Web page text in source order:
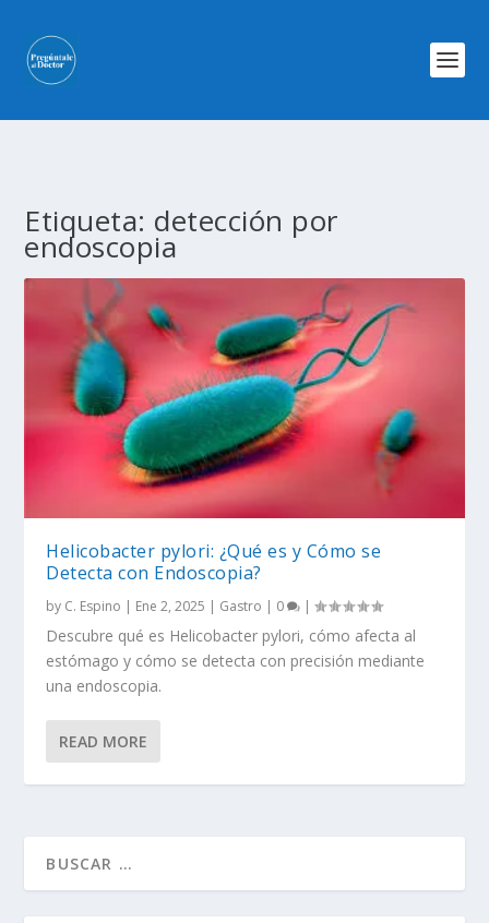
Etiqueta: detección por
endoscopia
Helicobacter pylori: ¿Qué es y Cómo se
Detecta con Endoscopia?
by C. Espino | Ene 2, 2025 | Gastro | 0 |
Descubre qué es Helicobacter pylori, cómo afecta al
estómago y cómo se detecta con precisión mediante
una endoscopia.
READ MORE